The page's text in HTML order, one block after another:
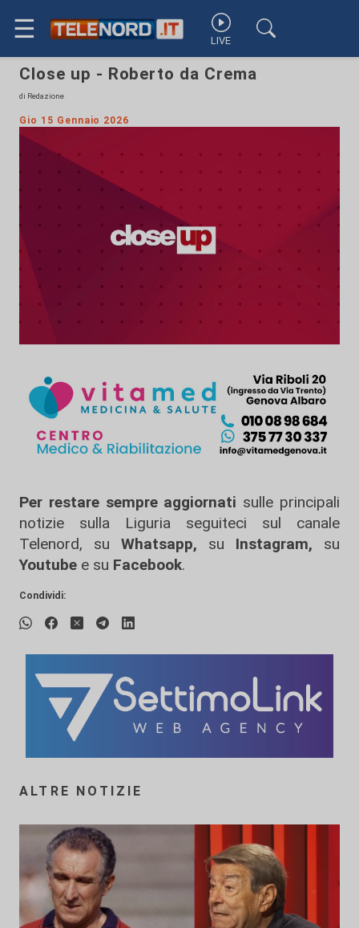
☰ LIVE
Close up - Roberto da Crema
di Redazione
Gio 15 Gennaio 2026
Per restare sempre aggiornati sulle principali
notizie sulla Liguria seguiteci sul canale
Telenord, su
Whatsapp, su Instagram, su
Youtube e su Facebook.
Condividi:
ALTRE NOTIZIE